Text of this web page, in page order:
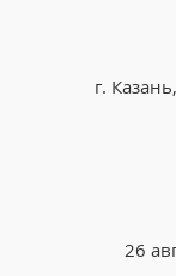
г.
26